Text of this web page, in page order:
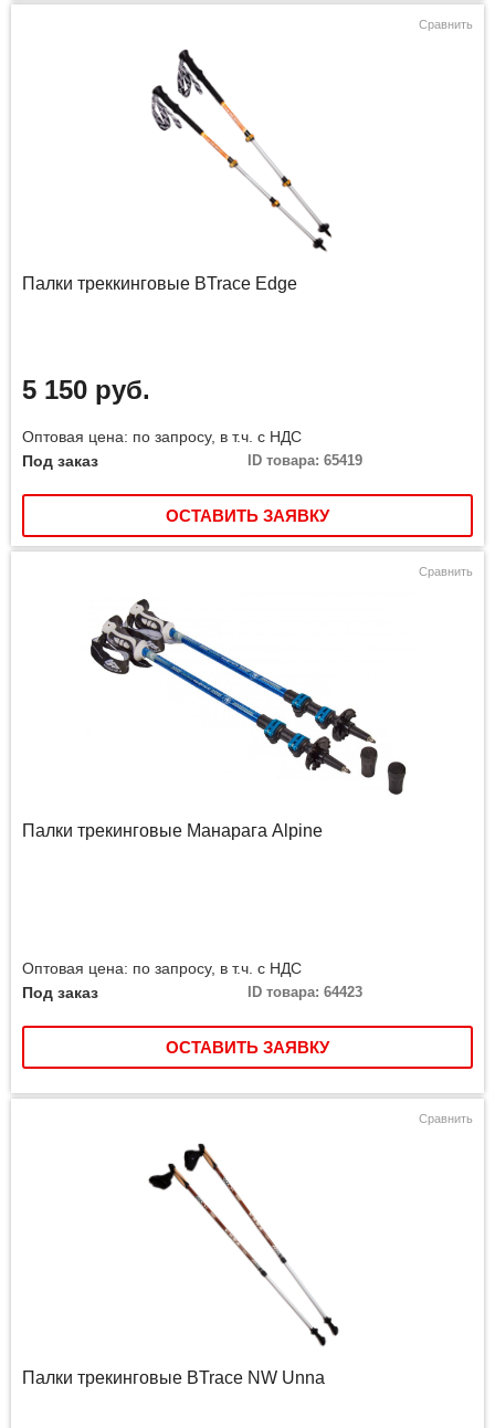
Сравнить
Палки треккинговые BTrace Edge
5 150 руб.
Оптовая цена: по запросу, в т.ч. с НДС
Под заказ
ID товара: 65419
ОСТАВИТЬ ЗАЯВКУ
Сравнить
Палки трекинговые Манарага Alpine
Оптовая цена: по запросу, в т.ч. с НДС
Под заказ
ID товара: 64423
ОСТАВИТЬ ЗАЯВКУ
Сравнить
Палки трекинговые BTrace NW Unna